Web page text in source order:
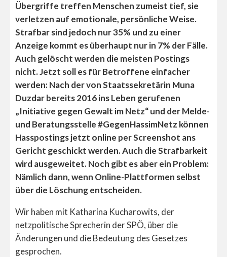
Übergriffe treffen Menschen zumeist tief, sie
verletzen auf emotionale, persönliche Weise.
Strafbar sind jedoch nur 35% und zu einer
Anzeige kommt es überhaupt nur in 7% der Fälle.
Auch gelöscht werden die meisten Postings
nicht. Jetzt soll es für Betroffene einfacher
werden: Nach der von Staatssekretärin Muna
Duzdar bereits 2016 ins Leben gerufenen
„Initiative gegen Gewalt im Netz“ und der Melde-
und Beratungsstelle #GegenHassimNetz können
Hasspostings jetzt online per Screenshot ans
Gericht geschickt werden. Auch die Strafbarkeit
wird ausgeweitet. Noch gibt es aber ein Problem:
Nämlich dann, wenn Online-Plattformen selbst
über die Löschung entscheiden.
Wir haben mit Katharina Kucharowits, der
netzpolitische Sprecherin der SPÖ, über die
Änderungen und die Bedeutung des Gesetzes
gesprochen.